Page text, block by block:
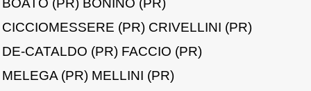
CICCIOMESSERE (PR) CRIVELLINI (PR)
DE-CATALDO (PR) FACCIO (PR)
MELEGA (PR) MELLINI (PR)